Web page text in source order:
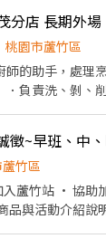
穩定企業體系，
直接投履歷我才能
形、盤點貨品存
適會主動聯繫
桃園市蘆竹區
師的助手，處理
．負責洗、剝、
竹區
入蘆竹站 • 協助
品與活動介紹說